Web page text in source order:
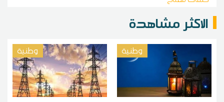
الاكثر مشاهدة
وطنية وطنية